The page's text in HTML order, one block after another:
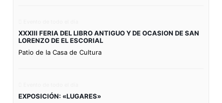
XXXIII FERIA DEL LIBRO ANTIGUO Y DE OCASION DE SAN
LORENZO DE EL ESCORIAL
Patio de la Casa de Cultura
EXPOSICIÓN: «LUGARES»